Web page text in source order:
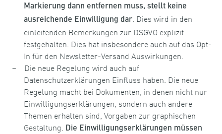
Markierung dann entfernen muss, stellt keine
ausreichende Einwilligung dar. Dies wird in den
einleitenden Bemerkungen zur DSGVO explizit
festgehalten. Dies hat insbesondere auch auf das Opt-
In für den Newsletter-Versand Auswirkungen.
Die neue Regelung wird auch auf
Datenschutzerklärungen Einfluss haben. Die neue
Regelung macht bei Dokumenten, in denen nicht nur
Einwilligungserklärungen, sondern auch andere
Themen erhalten sind, Vorgaben zur graphischen
Gestaltung. Die Einwilligungserklärungen müssen